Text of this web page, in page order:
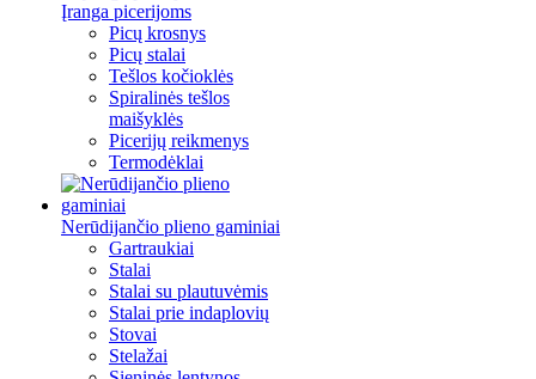
Įranga picerijoms
Picų krosnys
Picų stalai
Tešlos kočioklės
Spiralinės tešlos
maišyklės
Picerijų reikmenys
Termodėklai
Nerūdijančio plieno gaminiai
Gartraukiai
Stalai
Stalai su plautuvėmis
Stalai prie indaplovių
Stovai
Stelažai